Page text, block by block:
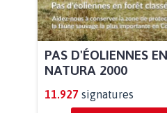
PAS D'ÉOLIENNES
NATURA 2000
11.927 signatures